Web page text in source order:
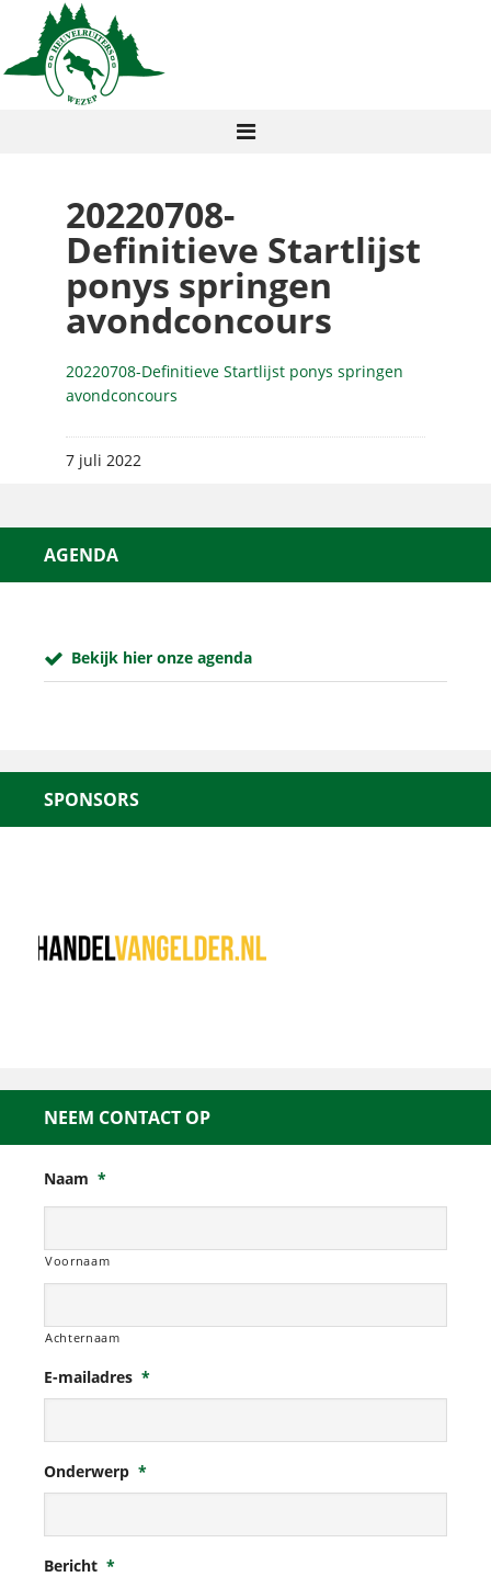
20220708-
Definitieve Startlijst
ponys springen
avondconcours
20220708-Definitieve Startlijst ponys springen
avondconcours
7 juli 2022
AGENDA
Bekijk hier onze agenda
SPONSORS
NEEM CONTACT OP
Naam *
Voornaam
Achternaam
E-mailadres *
Onderwerp *
Bericht *